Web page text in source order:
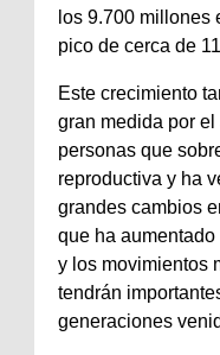
los 9.700 millones
pico de cerca de
Este crecimiento
gran medida por
personas que
reproductiva y ha
grandes cambios
que ha
y los movimientos
tendrán
generaciones